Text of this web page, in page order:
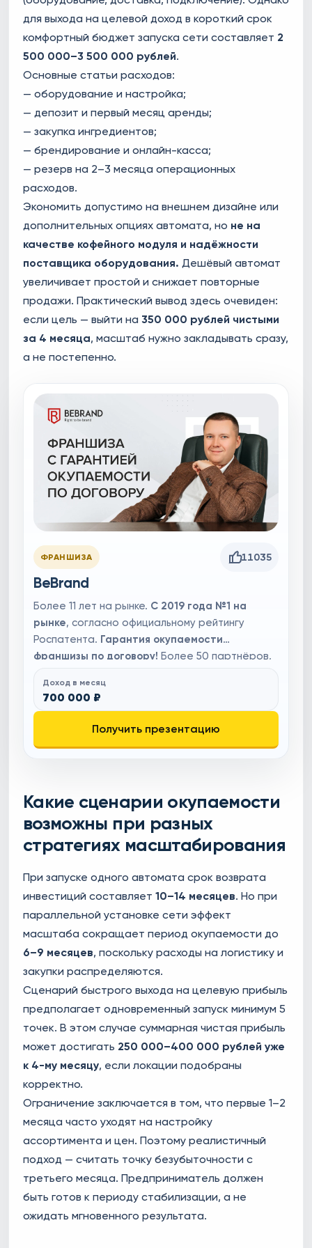
для выхода на целевой доход в короткий срок
комфортный бюджет запуска сети составляет 2
500 000–3 500 000 рублей.
Основные статьи расходов:
— оборудование и настройка;
— депозит и первый месяц аренды;
— закупка ингредиентов;
— брендирование и онлайн-касса;
— резерв на 2–3 месяца операционных
расходов.
Экономить допустимо на внешнем дизайне или
дополнительных опциях автомата, но не на
качестве кофейного модуля и надёжности
поставщика оборудования. Дешёвый автомат
увеличивает простой и снижает повторные
продажи. Практический вывод здесь очевиден:
если цель — выйти на 350 000 рублей чистыми
за 4 месяца, масштаб нужно закладывать сразу,
а не постепенно.
ФРАНШИЗА 11035
BeBrand
Более 11 лет на рынке. С 2019 года №1 на
рынке, согласно официальному рейтингу
Роспатента. Гарантия окупаемости
франшизы по договору! Более 50 партнёров,
лет (по вашему запросу предоставим контакты
придётся изобретать велосипед. Бизнес
деятельности.
Доход в месяц
700 000 ₽
Получить презентацию
Какие сценарии окупаемости
возможны при разных
стратегиях масштабирования
При запуске одного автомата срок возврата
инвестиций составляет 10–14 месяцев. Но при
параллельной установке сети эффект
масштаба сокращает период окупаемости до
6–9 месяцев, поскольку расходы на логистику и
закупки распределяются.
Сценарий быстрого выхода на целевую прибыль
предполагает одновременный запуск минимум 5
точек. В этом случае суммарная чистая прибыль
может достигать 250 000–400 000 рублей уже
к 4-му месяцу, если локации подобраны
корректно.
Ограничение заключается в том, что первые 1–2
месяца часто уходят на настройку
ассортимента и цен. Поэтому реалистичный
подход — считать точку безубыточности с
третьего месяца. Предприниматель должен
быть готов к периоду стабилизации, а не
ожидать мгновенного результата.